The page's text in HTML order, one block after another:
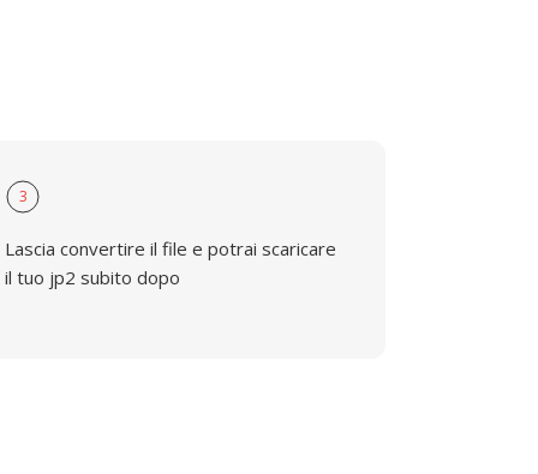
3
Lascia convertire il file e potrai scaricare
il tuo jp2 subito dopo